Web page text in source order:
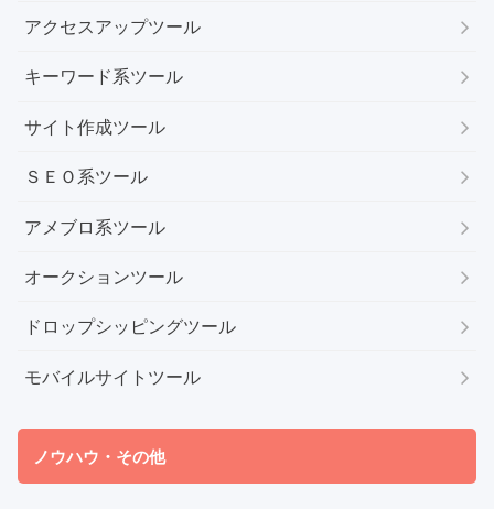
アクセスアップツール
キーワード系ツール
サイト作成ツール
ＳＥＯ系ツール
アメブロ系ツール
オークションツール
ドロップシッピングツール
モバイルサイトツール
ノウハウ・その他